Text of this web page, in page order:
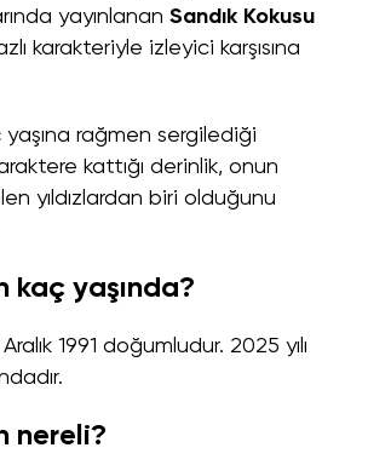
yayınlanan Sandık Kokusu
karakteriyle izleyici karşısına
yaşına rağmen sergilediği
kattığı derinlik, onun
yıldızlardan biri olduğunu
kaç yaşında?
1991 doğumludur. 2025 yılı
nereli?